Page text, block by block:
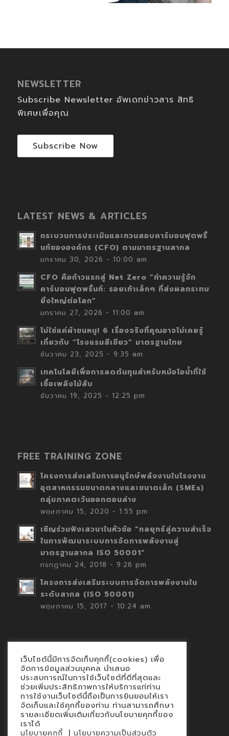
NEWSLETTER
Subscribe Newsletter อัพเดทข่าวสาร สิทธิ
พิเศษเพื่อคุณ
Subscribe Now
LATEST NEWS & ARTICLES
กระบวนการประเมินและทวนสอบคาร์บอนฟุตพริ้
นท์ขององค์กร (CFO) ตามมาตรฐานสากล
มกราคม 30, 2026 - 10:00 am
CFO คือก้าวแรกสู่ Net Zero “ทำความรู้จัก
คาร์บอนฟุตพริ้นท์: รอยเท้าเล็กๆ ที่ส่งผลกระทบ
ยิ่งใหญ่ต่อโลก”
มกราคม 27, 2026 - 11:00 am
ไม่ใช่แค่ผ้าขนหนู! 6 เรื่องจริงที่คุณอาจไม่เคยรู้
เกี่ยวกับ “โรงแรมสีเขียว” มาตรฐานไทย
ธันวาคม 23, 2025 - 9:35 am
เทคโนโลยีเพื่อการลดต้นทุนสำหรับหม้อไอน้ำที่ใช้
เชื้อเพลิงไม้สับ
ธันวาคม 19, 2025 - 12:25 pm
FREE TRAINING ZONE
โครงการส่งเสริมการอนุรักษ์พลังงานในโรงงาน
อุตสาหกรรมขนาดกลางและขนาดเล็ก (SMEs)
กลุ่มภาคตะวันออกตอนล่าง
พฤษภาคม 15, 2020 - 1:55 pm
เชิญร่วมฟังเสวนาในหัวข้อ “กลยุทธ์สู่ความสำเร็จ
ในการพัฒนาระบบการจัดการพลังงานสู่
มาตรฐานสากล ISO 50001”
กรกฎาคม 24, 2018 - 9:26 pm
โครงการส่งเสริมระบบการจัดการพลังงานใน
ระดับสากล (ISO 50001)
พฤษภาคม 15, 2017 - 10:24 am
Contact
นโยบายคุกกี้
นโยบายข้อมูลส่วนบุคคล
เว็บไซต์นี้มีการจัดเก็บคุกกี้(cookies) เพื่อ
จัดการข้อมูลส่วนบุคคล นำเสนอ
ประสบการณ์ในการใช้เว็บไซต์ที่ดีที่สุดและ
ช่วยเพิ่มประสิทธิภาพการให้บริการแก่ท่าน
การใช้งานเว็บไซต์นี้ถือเป็นการยินยอมให้เรา
จัดเก็บและใช้คุกกี้ของท่าน ท่านสามารถศึกษา
รายละเอียดเพิ่มเติมเกี่ยวกับนโยบายคุกกี้ของ
เราได้
นโยบายคุกกี้ | นโยบายความเป็นส่วนตัว